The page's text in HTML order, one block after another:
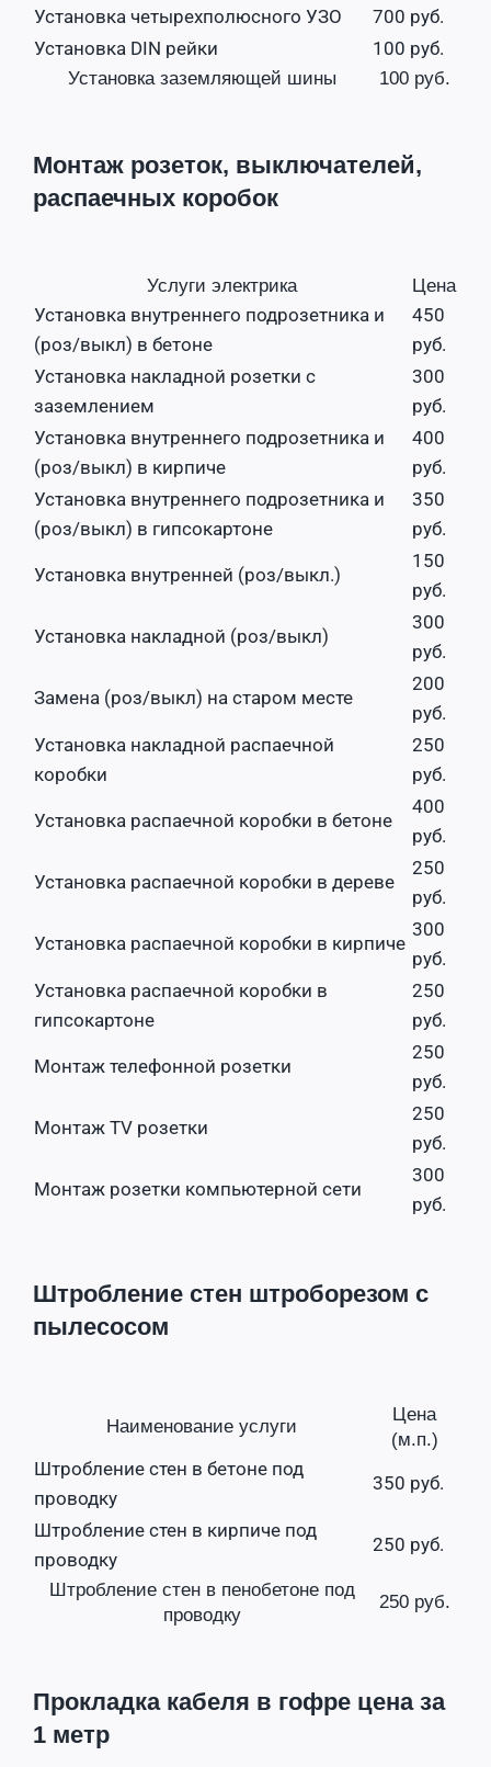
Установка четырехполюсного УЗО
700 руб.
Установка DIN рейки
100 руб.
Установка заземляющей шины 100 руб.
Монтаж розеток, выключателей,
распаечных коробок
Услуги электрика Цена
Установка внутреннего подрозетника и
(роз/выкл) в бетоне
450
руб.
Установка накладной розетки с
заземлением
300
руб.
Установка внутреннего подрозетника и
(роз/выкл) в кирпиче
400
руб.
Установка внутреннего подрозетника и
(роз/выкл) в гипсокартоне
350
руб.
Установка внутренней (роз/выкл.)
150
руб.
Установка накладной (роз/выкл)
300
руб.
Замена (роз/выкл) на старом месте
200
руб.
Установка накладной распаечной
коробки
250
руб.
Установка распаечной коробки в бетоне
400
руб.
Установка распаечной коробки в дереве
250
руб.
Установка распаечной коробки в кирпиче
300
руб.
Установка распаечной коробки в
гипсокартоне
250
руб.
Монтаж телефонной розетки
250
руб.
Монтаж TV розетки
250
руб.
Монтаж розетки компьютерной сети
300
руб.
Штробление стен штроборезом с
пылесосом
Наименование услуги
Цена
(м.п.)
Штробление стен в бетоне под
проводку
350 руб.
Штробление стен в кирпиче под
проводку
250 руб.
Штробление стен в пенобетоне под
проводку
250 руб.
Прокладка кабеля в гофре цена за
1 метр